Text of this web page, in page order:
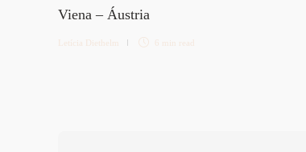
Viena – Áustria
Letícia Diethelm 6 min read